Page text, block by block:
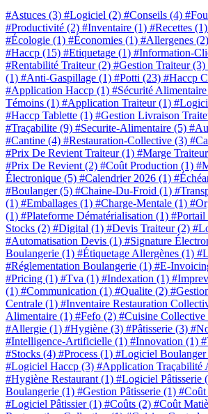
#Astuces (3) #Logiciel (2) #Conseils (4)
#Productivité (2) #Inventaire (1) #Recettes (1)
#Écologie (1) #Économies (1) #Allergenes (2)
#Haccp (15) #Etiquetage (1) #Information-
#Rentabilité Traiteur(2) #Gestion Traiteur(3)
(1) #Anti-Gaspillage (1) #Potti (23) #Haccp
#Application Haccp (1) #Sécurité
Témoins (1) #Application Traiteur(1)
#Haccp Tablette (1) #Gestion Livraison
#Traçabilite (9) #Securite-Alimentaire (5)
#Cantine (4) #Restauration-Collective (3)
#Prix De Revient Traiteur(1) #Marge Traiteur
#Prix De Revient (2) #Coût Production (1)
Électronique (5) #Calendrier 2026 (1)
#Boulanger(5) #Chaine-Du-Froid (1)
(1) #Emballages (1) #Charge-Mentale (1)
(1) #Plateforme Dématérialisation (1) #Portail
Stocks (2) #Digital (1) #Devis Traiteur(2)
#Automatisation Devis (1) #Signature
Boulangerie (1) #Étiquetage Allergènes (1)
#Réglementation Boulangerie (1) #E-
#Pricing (1) #Tva (1) #Indexation (1)
(1) #Communication (1) #Qualite (2)
Centrale (1) #Inventaire Restauration
Alimentaire (1) #Fefo (2) #Cuisine Collective
#Allergie (1) #Hygiène (3) #Pâtisserie (3)
#Intelligence-Artificielle (1) #Innovation (1)
#Stocks (4) #Process (1) #Logiciel Boulanger
#Logiciel Haccp (3) #Application Traçabilité
#Hygiène Restaurant (1) #Logiciel Pâtisserie
Boulangerie (1) #Gestion Pâtisserie (1) #Coût
#Logiciel Pâtissier(1) #Coûts (2) #Coût